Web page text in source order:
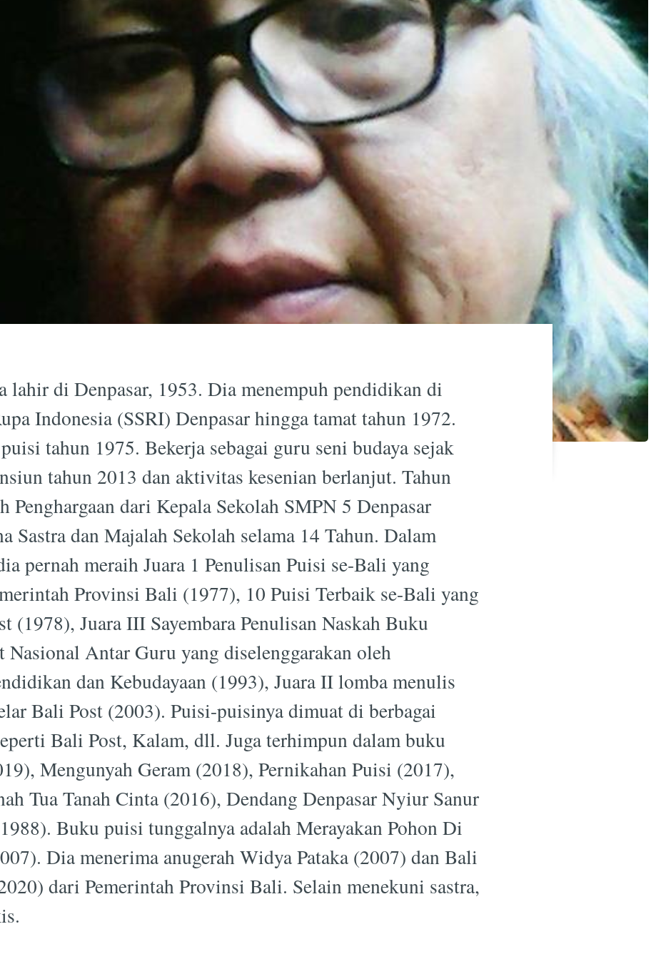
lahir di Denpasar, 1953. Dia menempuh pendidikan di
Indonesia (SSRI) Denpasar hingga tamat tahun 1972.
tahun 1975. Bekerja sebagai guru seni budaya sejak
tahun 2013 dan aktivitas kesenian berlanjut. Tahun
Penghargaan dari Kepala Sekolah SMPN 5 Denpasar
Sastra dan Majalah Sekolah selama 14 Tahun. Dalam
pernah meraih Juara 1 Penulisan Puisi se-Bali yang
Provinsi Bali (1977), 10 Puisi Terbaik se-Bali yang
(1978), Juara III Sayembara Penulisan Naskah Buku
Nasional Antar Guru yang diselenggarakan oleh
dan Kebudayaan (1993), Juara II lomba menulis
Bali Post (2003). Puisi-puisinya dimuat di berbagai
Bali Post, Kalam, dll. Juga terhimpun dalam buku
Mengunyah Geram (2018), Pernikahan Puisi (2017),
Tua Tanah Cinta (2016), Dendang Denpasar Nyiur Sanur
Buku puisi tunggalnya adalah Merayakan Pohon Di
Dia menerima anugerah Widya Pataka (2007) dan Bali
dari Pemerintah Provinsi Bali. Selain menekuni sastra,